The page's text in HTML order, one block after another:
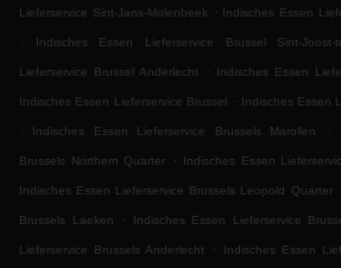
Lieferservice Sint-Jans-Molenbeek . Indisches Essen
.
Indisches Essen Lieferservice Brussel Sint-Joost-
Lieferservice Brussel Anderlecht . Indisches Essen
Indisches Essen Lieferservice Brussel . Indisches Essen
.
Indisches Essen Lieferservice Brussels Marollen .
Brussels Northern Quarter . Indisches Essen
Indisches Essen Lieferservice Brussels Leopold Quarter
Brussels Laeken . Indisches Essen Lieferservice
Lieferservice Brussels Anderlecht . Indisches Essen